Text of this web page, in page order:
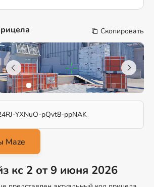
Скопировать
YXNuO-pQvt8-ppNAK
кс 2 от 9 июня 2026